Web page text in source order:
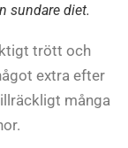
sundare diet.
trött och
extra efter
många